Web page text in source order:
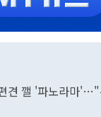
견 깰 '파노라마